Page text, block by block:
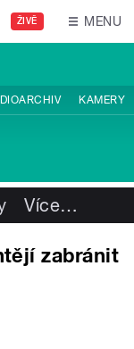
ŽIVĚ MENU
KAMERY
Více…
zabránit